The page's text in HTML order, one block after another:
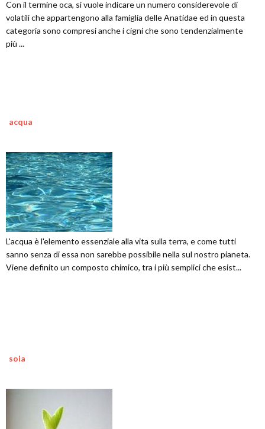
Con il termine oca, si vuole indicare un numero considerevole di
volatili che appartengono alla famiglia delle Anatidae ed in questa
categoria sono compresi anche i cigni che sono tendenzialmente
più ...
acqua
L'acqua è l'elemento essenziale alla vita sulla terra, e come tutti
sanno senza di essa non sarebbe possibile nella sul nostro pianeta.
Viene definito un composto chimico, tra i più semplici che esist...
soia